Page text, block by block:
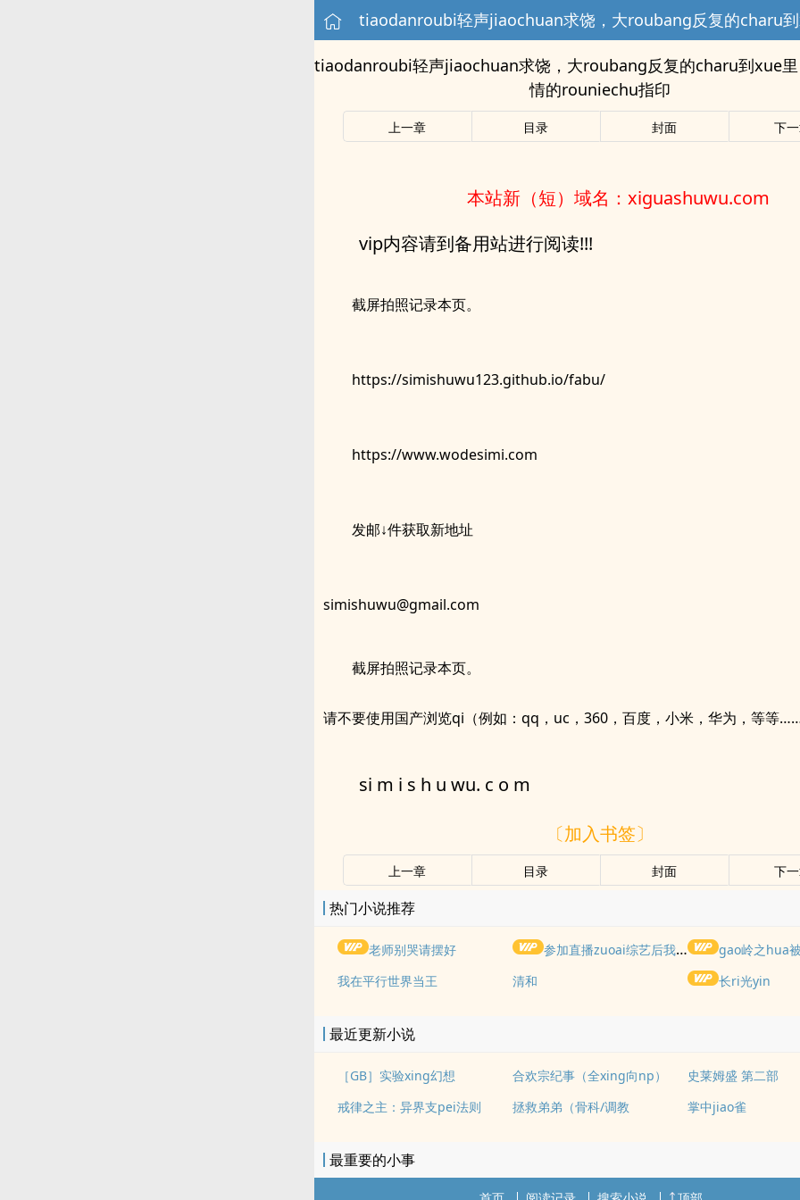
tiaodanroubi轻声jiaochuan求饶，大roubang反复的charu到xue
情的rouniechu指印
上一章 目录 封面 下
本站新（短）域名：xiguashuwu.com
vip内容请到备用站进行阅读!!!
截屏拍照记录本页。
https://simishuwu123.github.io/fabu/
https://www.wodesimi.com
发邮↓件获取新地址
simishuwu@gmail.com
截屏拍照记录本页。
请不要使用国产浏览qi（例如：qq，uc，360，百度，小米，华为，等等
si m i s h u wu. c o m
〔加入书签〕
上一章 目录 封面 下
热门小说推荐
老师别哭请摆好 参加直播zuoai综艺后我火了(NPH)
gao岭之hua被
我在平行世界当王
清和 长ri光yin
最近更新小说
［GB］实验xing幻想 合欢宗纪事（全xing向np）
史莱姆盛 第二部
戒律之主：异界支pei法则
拯救弟弟（骨科/调教 掌中jiao雀
最重要的小事